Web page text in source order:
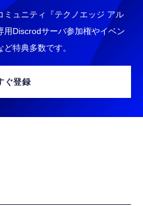
ュニティ『テクノエッジ アル
用Discrodサーバ参加権やイベン
特典多数です。
ぐ登録